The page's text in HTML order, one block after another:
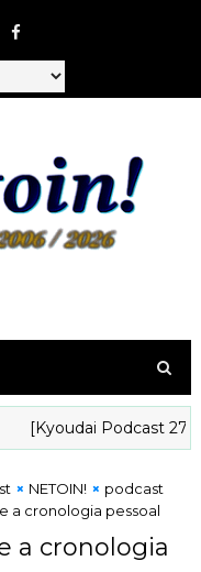
Podcast 279]
NETOIN!
podcast
a cronologia pessoal
a cronologia